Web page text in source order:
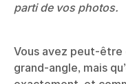
parti de vos photos.
Vous avez peut-
grand-angle, mais